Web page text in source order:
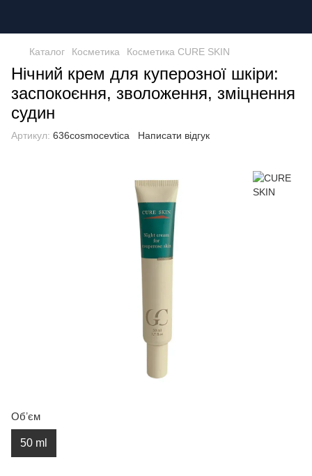
Каталог Косметика Косметика CURE SKIN
Нічний крем для куперозної шкіри:
заспокоєння, зволоження, зміцнення
судин
Артикул: 636cosmocevtica Написати відгук
Обʼєм
50 ml